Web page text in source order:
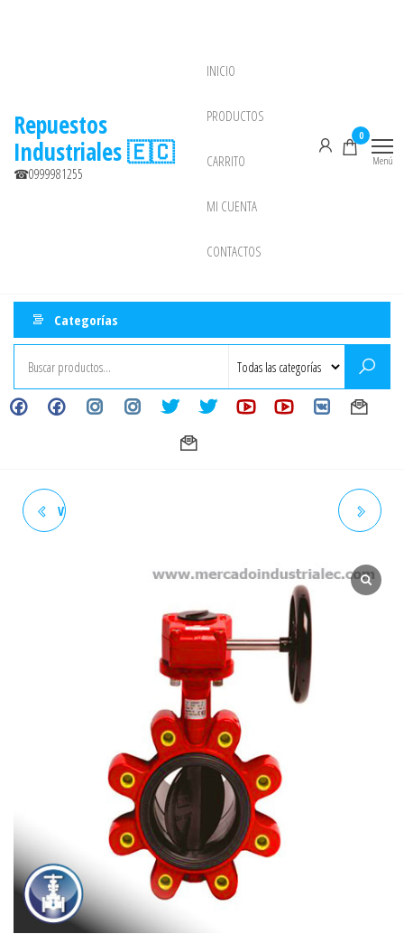
Repuestos
Industriales 🇪🇨
☎0999981255
INICIO
PRODUCTOS
CARRITO
MI CUENTA
CONTACTOS
0
Menú
Categorías
VÁLVULA DE MARIPOSA LUG
AWWA AS EPDM DISC INX 304
C/P